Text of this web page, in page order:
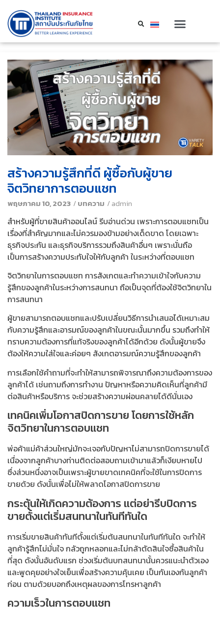
สร้างความรู้สึกที่ดี ผู้ซื้อกับผู้ขาย
จิตวิทยาการตอบแชท
พฤษภาคม 10, 2023 /บทความ /admin
สำหรับผู้ที่ขายสินค้าออนไลน์ รีบอ่านด่วน เพราะการตอบแชทเป็น
เรื่องที่สำคัญมากและไม่ควรมองข้ามอย่างเด็ดขาด โดยเฉพาะ
ธุรกิจประกัน และธุรกิจบริการรวมถึงสินค้าอื่นๆ เพราะนั่นถือ
เป็นการสร้างความประทับใจให้กับลูกค้า ในระหว่างที่ตอบแชท
จิตวิทยาในการตอบแชท การสังเกตและทำความเข้าใจกับความ
รู้สึกของลูกค้าในระหว่างการสนทนา ถือเป็นจุดที่ต้องใช้จิตวิทยาใน
การสนทนา
ผู้ขายสามารถตอบแชทและปรับเปลี่ยนวิธีการนำเสนอได้เหมาะสม
กับความรู้สึกและอารมณ์ของลูกค้าในขณะนั้นมากขึ้น รวมถึงทำให้
ทราบความต้องการที่แท้จริงของลูกค้าได้อีกด้วย ดังนั้นผู้ขายจึง
ต้องให้ความใส่ใจและค่อยๆ สังเกตอารมณ์ความรู้สึกของลูกค้า
การเลือกใช้คำถามที่จะทำให้สามารถพิจารณาถึงความต้องการของ
ลูกค้าได้ เช่นถามถึงการทำงาน ปัญหาหรือความคิดเห็นที่ลูกค้ามี
ต่อสินค้าหรือบริการ จะช่วยสร้างความผ่อนคลายได้ดีนั่นเอง
เทคนิคเพิ่มโอกาสปิดการขาย โดยการใช้หลัก
จิตวิทยาในการตอบแชท
พ่อค้าแม่ค้าส่วนใหญ่มักจะเจอกับปัญหาไม่สามารถปิดการขายได้
เนื่องจากลูกค้าบางท่านติดต่อสอบถามเข้ามาแล้วก็เงียบหายไป
ซึ่งส่วนหนึ่งอาจเป็นเพราะผู้ขายขาดเทคนิคที่จะใช้ในการปิดการ
ขายด้วย ดังนั้นเพื่อไม่ให้พลาดโอกาสปิดการขาย
กระตุ้นให้เกิดความต้องการ แต่อย่ารีบปิดการ
ขายตั้งแต่เริ่มสนทนาในทันทีทันใด
การเริ่มขายสินค้าทันทีตั้งแต่เริ่มต้นสนทนาในทันทีทันใด จะทำให้
ลูกค้ารู้สึกไม่มั่นใจ กลัวถูกหลอกและไม่กล้าตัดสินใจซื้อสินค้าใน
ที่สุด ดังนั้นอันดับแรก ช่วงเริ่มต้นบทสนทนานั้นควรแนะนำตัวเอง
และพูดคุยอย่างใจเย็นเพื่อสร้างความคุ้นเคย เป็นกันเองกันลูกค้า
ก่อน ตามด้วยบอกถึงเหตุผลของการโทรหาลูกค้า
ความเร็วในการตอบแชท